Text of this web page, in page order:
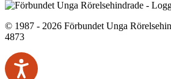
© 1987 - 2026 Förbundet Unga
4873